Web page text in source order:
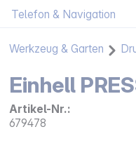
Telefon & Navigation
Werkzeug & Garten
Einhell
Artikel-Nr.:
679478